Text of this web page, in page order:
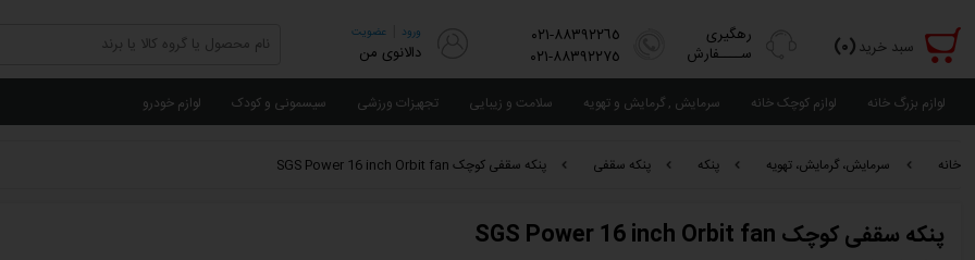
سبد خرید(٠)
رهگیری
ســــفارش
٨٨٣٩٢٢٦٥-٠٢١
٨٨٣٩٢٢٧٥-٠٢١
ورود عضویت
دالانوی من
لوازم بزرگ خانه لوازم کوچک خانه سرمایش , گرمایش و تهویه سلامت و زیبایی تجهیزات ورزشی سیسمونی و کودک لوازم خودرو
خانه سرمایش، گرمایش، تهویه پنکه پنکه سقفی پنکه سقفی کوچک SGS Power 16 inch Orbit fan
پنکه سقفی کوچک SGS Power 16 inch Orbit fan